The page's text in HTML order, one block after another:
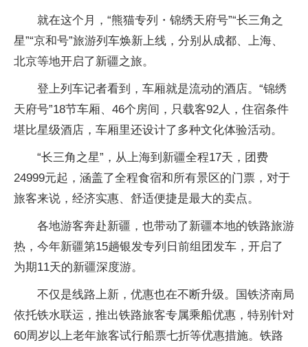
就在这个月，“熊猫专列・锦绣天府号”“长三角之
星”“京和号”旅游列车焕新上线，分别从成都、上海、
北京等地开启了新疆之旅。
登上列车记者看到，车厢就是流动的酒店。“锦绣
天府号”18节车厢、46个房间，只载客92人，住宿条件
堪比星级酒店，车厢里还设计了多种文化体验活动。
“长三角之星”，从上海到新疆全程17天，团费
24999元起，涵盖了全程食宿和所有景区的门票，对于
旅客来说，经济实惠、舒适便捷是最大的卖点。
各地游客奔赴新疆，也带动了新疆本地的铁路旅游
热，今年新疆第15趟银发专列日前组团发车，开启了
为期11天的新疆深度游。
不仅是线路上新，优惠也在不断升级。国铁济南局
依托铁水联运，推出铁路旅客专属乘船优惠，特别针对
60周岁以上老年旅客试行船票七折等优惠措施。铁路